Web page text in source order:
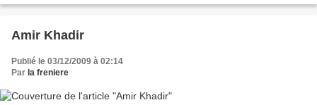
Amir Khadir
Publié le 03/12/2009 à 02:14
Par la freniere